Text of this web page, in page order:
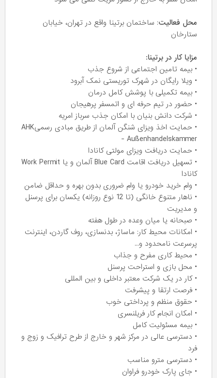
محل فعالیت: ساختمان برتینا واقع در تهران، خیابان
ستارخان
مزایا کار در برتینا:
• بیمه تامین اجتماعی از شروع جذب
• ویلا رایگان در شهرک توریستی نمک آبرود
• بیمه تکمیلی با پوشش کامل درمان
• حضور در تیم حرفه ای و اتمسفر پرهیجان
• شرکت دانش بنیان با امکان جذب سرباز امریه
• حمایت اخذ ویزای شنگن آلمان از طریق مبادی رسمیAHK
- Außenhandelskammer
• حمایت دریافت ویزای مولتی کانادا
• تسهیل دریافت اقامت Blue Card آلمان و یا Work Permit
کانادا
• وام خرید خودرو یا وام ضروری بدون بهره و حداقل ضامن
• ناهار متنوع خانگی (تا 12 نوع روزانه) یکسان برای پرسنل
و مدیریت
• صبحانه یا میان‌ وعده در طول هفته
• امکانات محیط کار: ماساژ، بدنسازی، روف گاردن، اینترنت
پرسرعت نامحدود و...
• محیط کاری مفرح و جذاب
• محل بازی و استراحت پرسنل
• کار در یک شرکت معتبر داخلی و بین المللی
• فرصت ارتقا و پیشرفت
• حقوق منظم و پرداختی خوب
• امکان انجام کار فریلنسری
• بیمه مسئولیت کامل
• دسترسی عالی در مرکز شهر و خارج از طرح ترافیک و زوج و
فرد
• دسترسی مترو مناسب
• جای پارک خودرو فراوان